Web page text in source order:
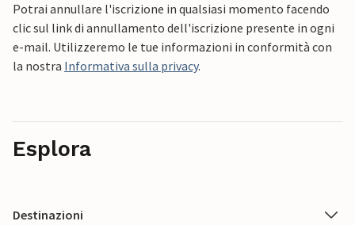
Potrai annullare l'iscrizione in qualsiasi momento facendo
clic sul link di annullamento dell'iscrizione presente in ogni
e-mail. Utilizzeremo le tue informazioni in conformità con
la nostra Informativa sulla privacy.
Esplora
Destinazioni